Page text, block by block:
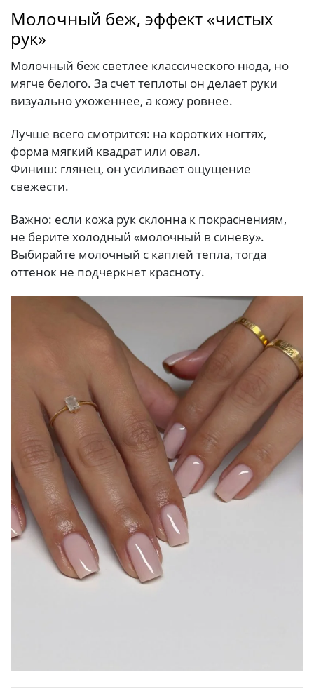
Молочный беж, эффект «чистых
рук»
Молочный беж светлее классического нюда, но
мягче белого. За счет теплоты он делает руки
визуально ухоженнее, а кожу ровнее.
Лучше всего смотрится: на коротких ногтях,
форма мягкий квадрат или овал.
Финиш: глянец, он усиливает ощущение
свежести.
Важно: если кожа рук склонна к покраснениям,
не берите холодный «молочный в синеву».
Выбирайте молочный с каплей тепла, тогда
оттенок не подчеркнет красноту.